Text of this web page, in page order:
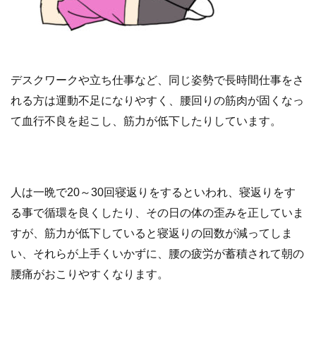
デスクワークや立ち仕事など、同じ姿勢で長時間仕事をさ
れる方は運動不足になりやすく、腰回りの筋肉が固くなっ
て血行不良を起こし、筋力が低下したりしています。
人は一晩で20～30回寝返りをするといわれ、寝返りをす
る事で循環を良くしたり、その日の体の歪みを正していま
すが、筋力が低下していると寝返りの回数が減ってしま
い、それらが上手くいかずに、腰の疲労が蓄積されて朝の
腰痛がおこりやすくなります。